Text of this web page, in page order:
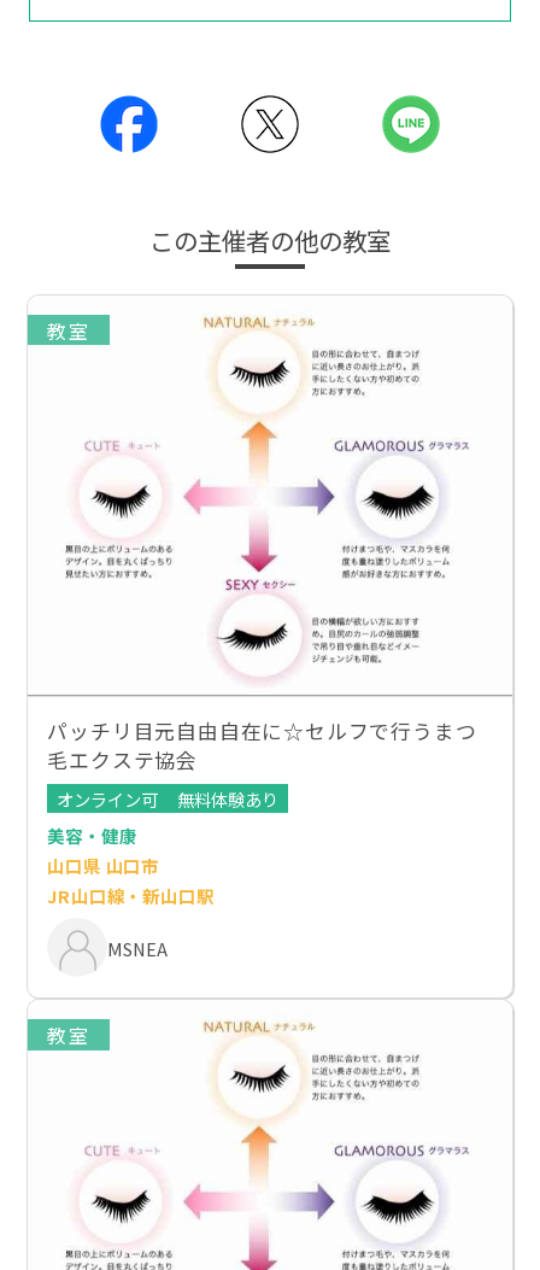
この主催者の他の教室
教室
パッチリ目元自由自在に☆セルフで行うまつ
毛エクステ協会
オンライン可
無料体験あり
美容・健康
山口県 山口市
JR山口線・新山口駅
MSNEA
教室